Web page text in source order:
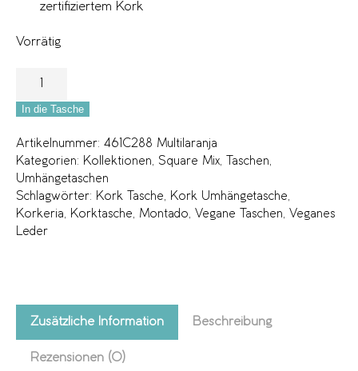
zertifiziertem Kork
Vorrätig
In die Tasche
Artikelnummer: 461C288 Multilaranja
Kategorien: Kollektionen, Square Mix, Taschen,
Umhängetaschen
Schlagwörter: Kork Tasche, Kork Umhängetasche,
Korkeria, Korktasche, Montado, Vegane Taschen, Veganes
Leder
Zusätzliche Information Beschreibung
Rezensionen (0)